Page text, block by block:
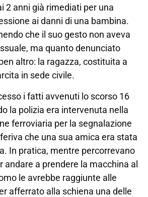
2 anni già rimediati per una
ai danni di una bambina.
che il suo gesto non aveva
ma quanto denunciato
altro: la ragazza, costituita a
in sede civile.
i fatti avvenuti lo scorso 16
la polizia era intervenuta nella
ferroviaria per la segnalazione
che una sua amica era stata
In pratica, mentre percorrevano
andare a prendere la macchina al
le avrebbe raggiunte alle
afferrato alla schiena una delle